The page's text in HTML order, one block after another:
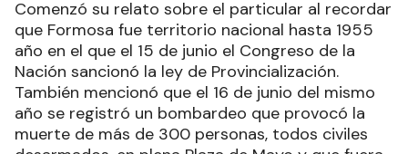
Comenzó su relato sobre el particular al recordar
que Formosa fue territorio nacional hasta 1955
año en el que el 15 de junio el Congreso de la
Nación sancionó la ley de Provincialización.
También mencionó que el 16 de junio del mismo
año se registró un bombardeo que provocó la
muerte de más de 300 personas, todos civiles